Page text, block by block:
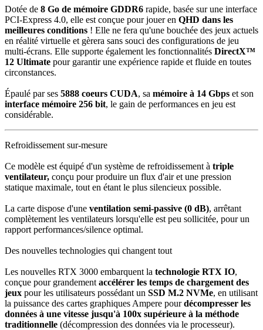
Dotée de 8 Go de mémoire GDDR6 rapide, basée sur une interface
PCI-Express 4.0, elle est conçue pour jouer en QHD dans les
meilleures conditions ! Elle ne fera qu'une bouchée des jeux actuels
en réalité virtuelle et gèrera sans souci des configurations de jeu
multi-écrans. Elle supporte également les fonctionnalités DirectX™
12 Ultimate pour garantir une expérience rapide et fluide en toutes
circonstances.
Épaulé par ses 5888 coeurs CUDA, sa mémoire à 14 Gbps et son
interface mémoire 256 bit, le gain de performances en jeu est
considérable.
Refroidissement sur-mesure
Ce modèle est équipé d'un système de refroidissement à triple
ventilateur, conçu pour produire un flux d'air et une pression
statique maximale, tout en étant le plus silencieux possible.
La carte dispose d'une ventilation semi-passive (0 dB), arrêtant
complètement les ventilateurs lorsqu'elle est peu sollicitée, pour un
rapport performances/silence optimal.
Des nouvelles technologies qui changent tout
Les nouvelles RTX 3000 embarquent la technologie RTX IO,
conçue pour grandement accélérer les temps de chargement des
jeux pour les utilisateurs possédant un SSD M.2 NVMe, en utilisant
la puissance des cartes graphiques Ampere pourdécompresser les
données à une vitesse jusqu'à 100x supérieure à la méthode
traditionnelle (décompression des données via le processeur).